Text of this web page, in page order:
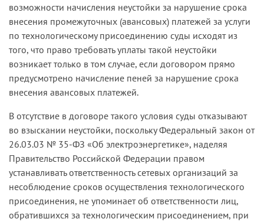
возможности начисления неустойки за нарушение срока
внесения промежуточных (авансовых) платежей за услуги
по технологическому присоединению суды исходят из
того, что право требовать уплаты такой неустойки
возникает только в том случае, если договором прямо
предусмотрено начисление пеней за нарушение срока
внесения авансовых платежей.
В отсутствие в договоре такого условия суды отказывают
во взыскании неустойки, поскольку Федеральный закон от
26.03.03 № 35-ФЗ «Об электроэнергетике», наделяя
Правительство Российской Федерации правом
устанавливать ответственность сетевых организаций за
несоблюдение сроков осуществления технологического
присоединения, не упоминает об ответственности лиц,
обратившихся за технологическим присоединением, при